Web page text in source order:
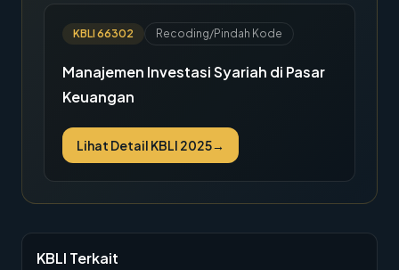
KBLI 66302 Recoding/Pindah Kode
Manajemen Investasi Syariah di Pasar
Keuangan
Lihat Detail KBLI 2025→
KBLI Terkait